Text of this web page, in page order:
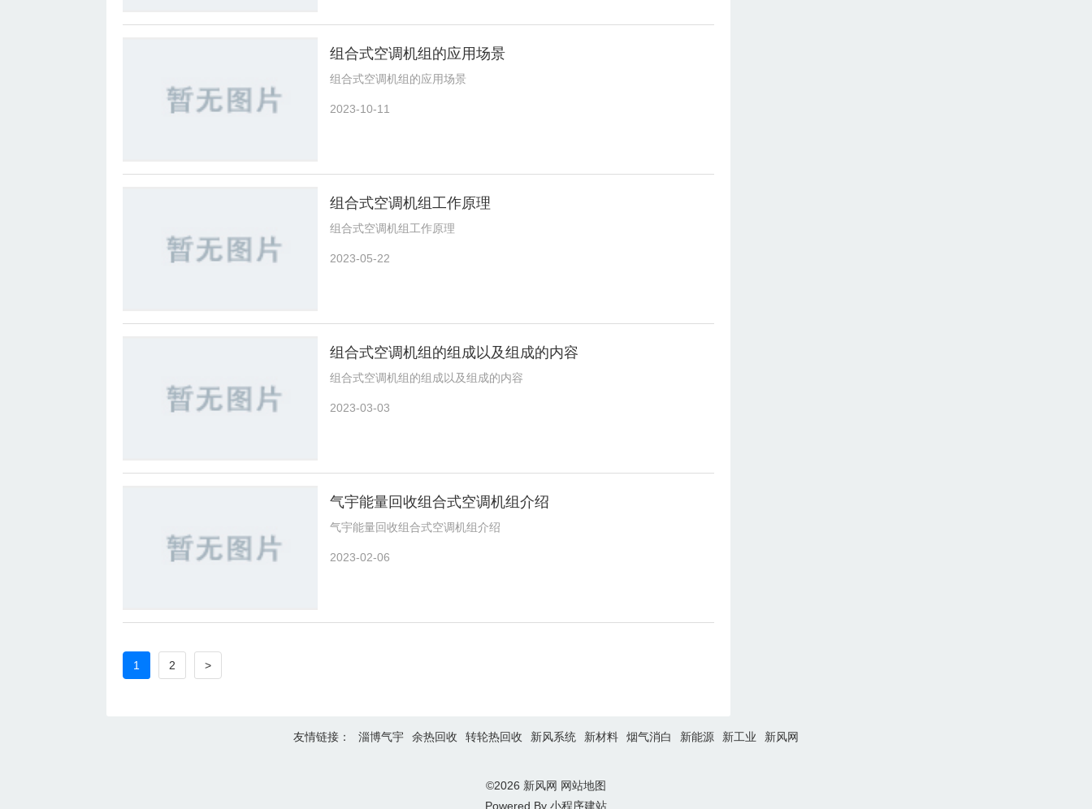
组合式空调机组的应用场景
组合式空调机组的应用场景
2023-10-11
组合式空调机组工作原理
组合式空调机组工作原理
2023-05-22
组合式空调机组的组成以及组成的内容
组合式空调机组的组成以及组成的内容
2023-03-03
气宇能量回收组合式空调机组介绍
气宇能量回收组合式空调机组介绍
2023-02-06
1 2 >
友情链接： 淄博气宇 余热回收 转轮热回收 新风系统 新材料 烟气消白 新能源 新工业 新风网
©2026 新风网 网站地图
Powered By 小程序建站